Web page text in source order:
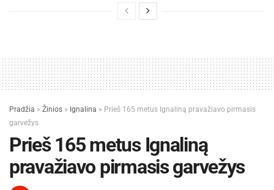
Pradžia » Žinios » Ignalina » Prieš 165 metus Ignaliną pravažiavo pirmasis
garvežys
Prieš 165 metus Ignaliną
pravažiavo pirmasis garvežys